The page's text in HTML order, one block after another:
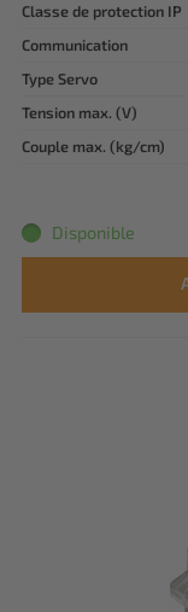
Classe de protection IP
Communication
Type Servo
Tension max. (V)
Couple max. (kg/cm)
Disponible